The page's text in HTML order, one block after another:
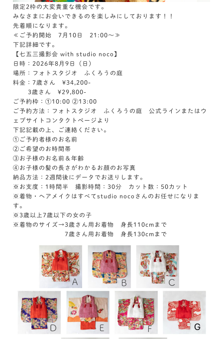
限定2枠の大変貴重な機会です。
みなさまにお会いできるのを楽しみにしております！！
先着順になります。
≪ご予約開始 7月10日 21:00～≫
下記詳細です。
【七五三撮影会 with studio noco】
日時：2026年8月9日（日）
場所：フォトスタジオ ふくろうの庭
料金：7歳さん ¥34,200-
3歳さん ¥29,800-
ご予約枠：①10:00 ②13:00
ご予約方法：フォトスタジオ ふくろうの庭 公式ラインまたはウ
ェブサイトコンタクトページより
下記記載の上、ご連絡ください。
①ご予約者様のお名前
②ご希望のお時間帯
③お子様のお名前＆年齢
④お子様の髪の長さがわかるお顔のお写真
納品方法：2週間後にデータでお送りします。
※お支度：1時間半 撮影時間：30分 カット数：50カット
※着物・ヘアメイクはすべてstudio nocoさんのお任せになりま
す。
※3歳以上7歳以下の女の子
※着物のサイズ→3歳さん用お着物 身長110cmまで
7歳さん用お着物 身長130cmまで